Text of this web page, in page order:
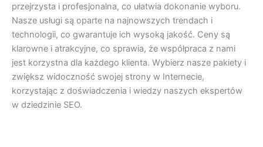
przejrzysta i profesjonalna, co ułatwia dokonanie wyboru.
Nasze usługi są oparte na najnowszych trendach i
technologii, co gwarantuje ich wysoką jakość. Ceny są
klarowne i atrakcyjne, co sprawia, że współpraca z nami
jest korzystna dla każdego klienta. Wybierz nasze pakiety i
zwiększ widoczność swojej strony w Internecie,
korzystając z doświadczenia i wiedzy naszych ekspertów
w dziedzinie SEO.